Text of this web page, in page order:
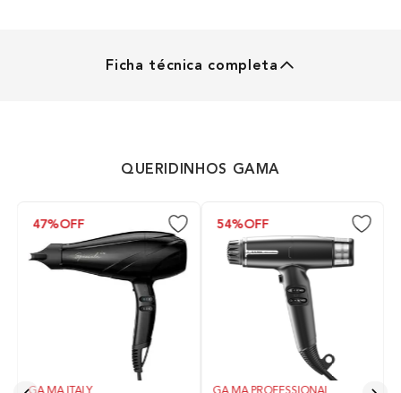
Ficha técnica completa
Formato da Escova
Ceramic Ion
QUERIDINHOS GAMA
47%OFF 54%OFF